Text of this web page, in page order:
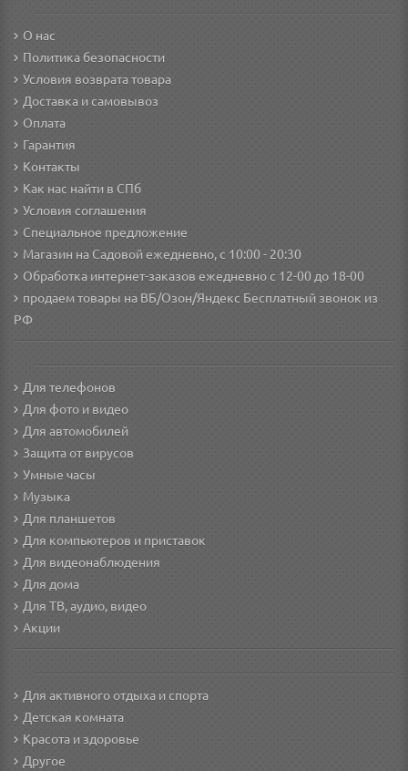
О нас
Политика безопасности
Условия возврата товара
Доставка и самовывоз
Оплата
Гарантия
Контакты
Как нас найти в СПб
Условия соглашения
Специальное предложение
Магазин на Садовой ежедневно, с 10:00 - 20:30
Обработка интернет-заказов ежедневно с 12-00 до 18-00
продаем товары на ВБ/Озон/Яндекс Бесплатный звонок из
РФ
Для телефонов
Для фото и видео
Для автомобилей
Защита от вирусов
Умные часы
Музыка
Для планшетов
Для компьютеров и приставок
Для видеонаблюдения
Для дома
Для ТВ, аудио, видео
Акции
Для активного отдыха и спорта
Детская комната
Красота и здоровье
Другое